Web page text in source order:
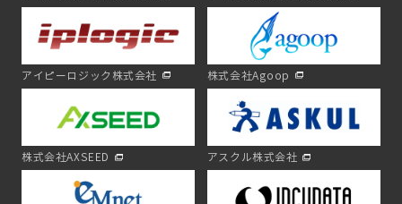
アイピーロジック株式会社 株式会社Agoop
株式会社AXSEED アスクル株式会社